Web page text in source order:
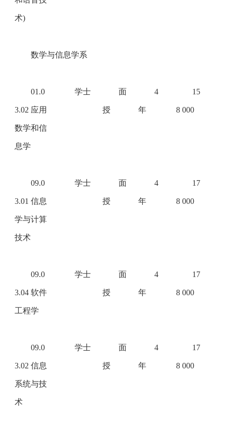
术)
数学与信息学系
01.0
3.02 应用
数学和信
息学
学士 面
授
4
年
15
8 000
09.0
3.01 信息
学与计算
技术
学士 面
授
4
年
17
8 000
09.0
3.04 软件
工程学
学士 面
授
4
年
17
8 000
09.0
3.02 信息
系统与技
术
学士 面
授
4
年
17
8 000